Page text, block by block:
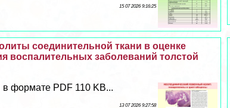
15 07 2026 9:16:25
соединительной ткани в оценке
воспалительных заболеваний толстой
в формате PDF 110 KB...
13 07 2026 9:27:58